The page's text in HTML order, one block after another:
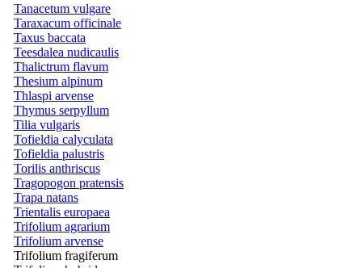
Tanacetum vulgare
Taraxacum officinale
Taxus baccata
Teesdalea nudicaulis
Thalictrum flavum
Thesium alpinum
Thlaspi arvense
Thymus serpyllum
Tilia vulgaris
Tofieldia calyculata
Tofieldia palustris
Torilis anthriscus
Tragopogon pratensis
Trapa natans
Trientalis europaea
Trifolium agrarium
Trifolium arvense
Trifolium fragiferum